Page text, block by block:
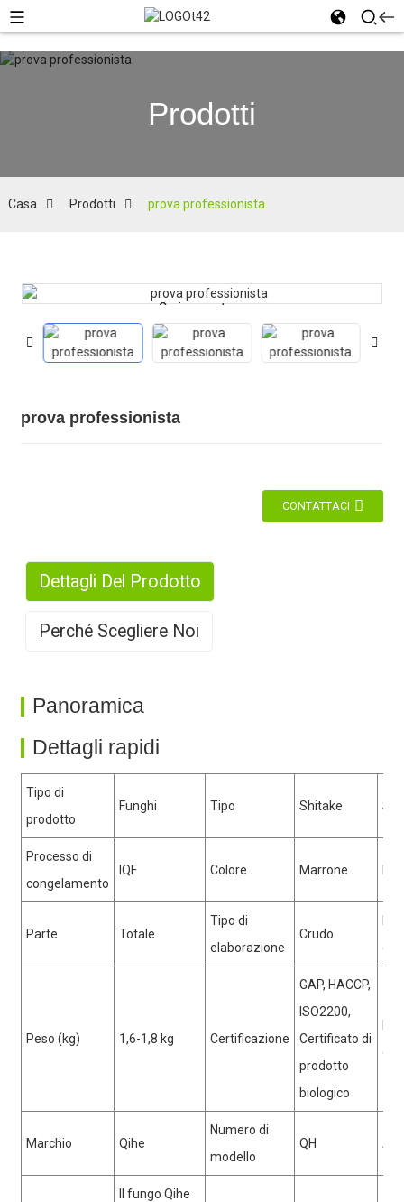
Prodotti
Casa Prodotti prova professionista
Caricamento...
Caricamento...
prova professionista
CONTATTACI
Dettagli Del Prodotto
Perché Scegliere Noi
Panoramica
Dettagli rapidi
Tipo di
prodotto
Funghi Tipo Shitake
Processo di
congelamento
IQF Colore Marrone
Parte Totale
Tipo di
elaborazione
Crudo
Peso (kg) 1,6-1,8 kg Certificazione
GAP, HACCP,
ISO2200,
Certificato di
prodotto
biologico
Marchio Qihe
Numero di
modello
QH
Il fungo Qihe
2. Esperienza ricca
3. Forte capacità produttiva